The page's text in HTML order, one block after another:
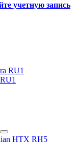
учетную запись